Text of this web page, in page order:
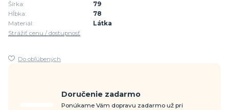
Šírka:
79
Hĺbka:
78
Materiál:
Látka
Strážiť cenu / dostupnosť
Do obľúbených
Doručenie zadarmo
Ponúkame Vám dopravu zadarmo už pri